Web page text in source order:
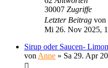
30007 Zugriffe
Letzter Beitrag von
Mi 26. Nov 2025,
Sirup oder Saucen-
von Anne » Sa 29. Apr